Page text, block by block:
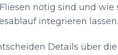
nötig sind und wie
integrieren lassen.
Details über die